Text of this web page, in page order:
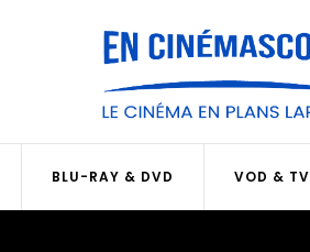
BLU-RAY & DVD VOD & TV